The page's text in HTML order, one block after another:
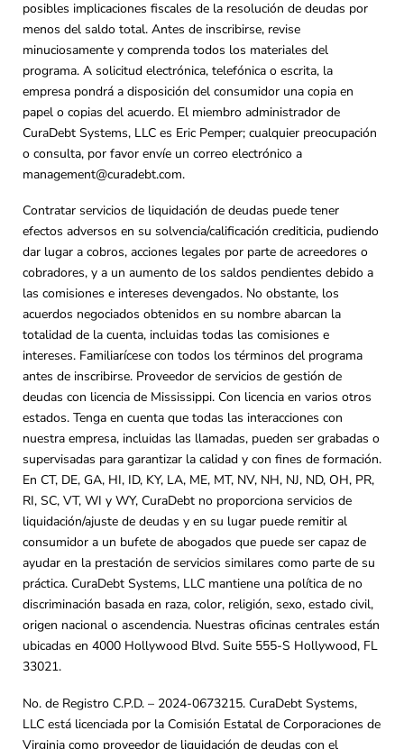
posibles implicaciones fiscales de la resolución de deudas por
menos del saldo total. Antes de inscribirse, revise
minuciosamente y comprenda todos los materiales del
programa. A solicitud electrónica, telefónica o escrita, la
empresa pondrá a disposición del consumidor una copia en
papel o copias del acuerdo. El miembro administrador de
CuraDebt Systems, LLC es Eric Pemper; cualquier preocupación
o consulta, por favor envíe un correo electrónico a
management@curadebt.com.
Contratar servicios de liquidación de deudas puede tener
efectos adversos en su solvencia/calificación crediticia, pudiendo
dar lugar a cobros, acciones legales por parte de acreedores o
cobradores, y a un aumento de los saldos pendientes debido a
las comisiones e intereses devengados. No obstante, los
acuerdos negociados obtenidos en su nombre abarcan la
totalidad de la cuenta, incluidas todas las comisiones e
intereses. Familiarícese con todos los términos del programa
antes de inscribirse. Proveedor de servicios de gestión de
deudas con licencia de Mississippi. Con licencia en varios otros
estados. Tenga en cuenta que todas las interacciones con
nuestra empresa, incluidas las llamadas, pueden ser grabadas o
supervisadas para garantizar la calidad y con fines de formación.
En CT, DE, GA, HI, ID, KY, LA, ME, MT, NV, NH, NJ, ND, OH, PR,
RI, SC, VT, WI y WY, CuraDebt no proporciona servicios de
liquidación/ajuste de deudas y en su lugar puede remitir al
consumidor a un bufete de abogados que puede ser capaz de
ayudar en la prestación de servicios similares como parte de su
práctica. CuraDebt Systems, LLC mantiene una política de no
discriminación basada en raza, color, religión, sexo, estado civil,
origen nacional o ascendencia. Nuestras oficinas centrales están
ubicadas en 4000 Hollywood Blvd. Suite 555-S Hollywood, FL
33021.
No. de Registro C.P.D. – 2024-0673215. CuraDebt Systems,
LLC está licenciada por la Comisión Estatal de Corporaciones de
Virginia como proveedor de liquidación de deudas con el